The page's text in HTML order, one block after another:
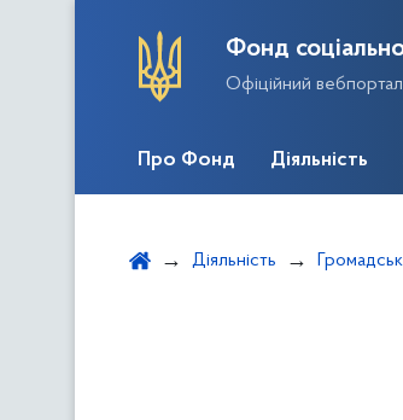
Фонд
Офіційний вебпортал
Про Фонд Діяльність
Діяльність